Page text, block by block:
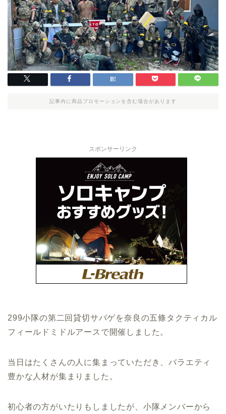
記事内に商品プロモーションを含む場合があります
スポンサーリンク
299小隊の第二回貸切サバゲを奈良の五條タクティカル
フィールドミドルアースで開催しました。
当日はたくさんの人に集まっていただき、バラエティ
豊かな人材が集まりました。
初心者の方がいたりもしましたが、小隊メンバーから